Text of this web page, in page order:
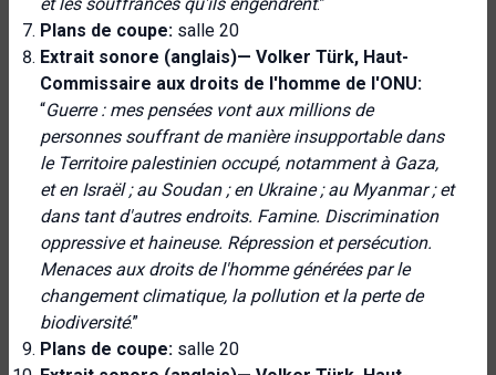
Plans de coupe: salle 20
Extrait sonore (anglais)— Volker Türk, Haut-
Commissaire aux droits de l'homme de l'ONU:
“Guerre : mes pensées vont aux millions de
personnes souffrant de manière insupportable dans
le Territoire palestinien occupé, notamment à Gaza,
et en Israël ; au Soudan ; en Ukraine ; au Myanmar ; et
dans tant d'autres endroits. Famine. Discrimination
oppressive et haineuse. Répression et persécution.
Menaces aux droits de l'homme générées par le
changement climatique, la pollution et la perte de
biodiversité.”
Plans de coupe: salle 20